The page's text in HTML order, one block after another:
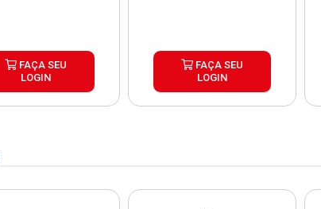
FAÇA SEU
LOGIN
FAÇA SEU
LOGIN